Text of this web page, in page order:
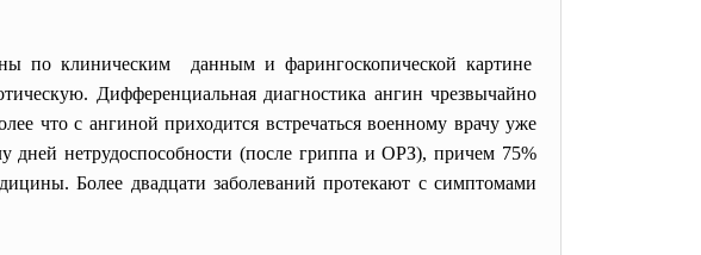
по клиническим данным и фарингоскопической картине
Дифференциальная диагностика ангин чрезвычайно
что с ангиной приходится встречаться военному врачу уже
дней нетрудоспособности (после гриппа и ОРЗ), причем 75%
Более двадцати заболеваний протекают с симптомами